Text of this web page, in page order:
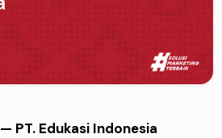
— PT. Edukasi Indonesia